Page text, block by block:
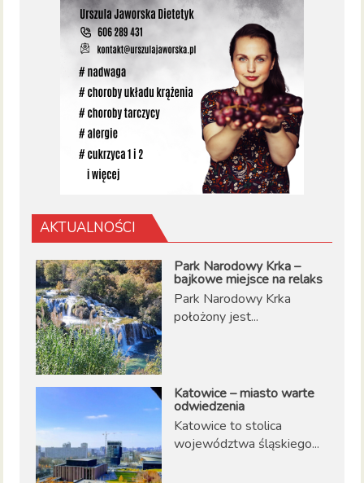
AKTUALNOŚCI
Park Narodowy Krka –
bajkowe miejsce na relaks
Park Narodowy Krka
położony jest...
Katowice – miasto warte
odwiedzenia
Katowice to stolica
województwa śląskiego...